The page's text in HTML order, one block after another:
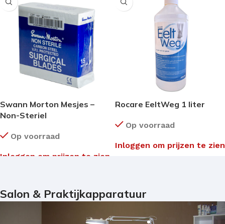
Swann Morton Mesjes –
Non-Steriel
Op voorraad
Inloggen om prijzen te zien
Rocare EeltWeg 1 liter
Op voorraad
Inloggen om prijzen te zien
Salon & Praktijkapparatuur